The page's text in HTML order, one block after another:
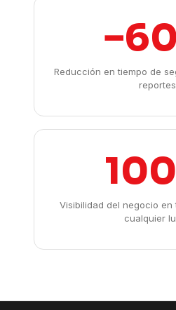
−60
Reducción en tiempo de
reportes
100
Visibilidad del negocio en
cualquier